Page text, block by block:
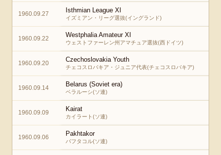
1960.09.27 Isthmian League XI
イズミアン・リーグ選抜(イングランド)
1960.09.22 Westphalia Amateur XI
ウェストファーレン州アマチュア選抜(西ドイツ)
1960.09.20 Czechoslovakia Youth
チェコスロバキア・ジュニア代表(チェコスロバキア)
1960.09.14 Belarus (Soviet era)
ベラルーシ(ソ連)
1960.09.09 Kairat
カイラート(ソ連)
1960.09.06 Pakhtakor
パフタコル(ソ連)